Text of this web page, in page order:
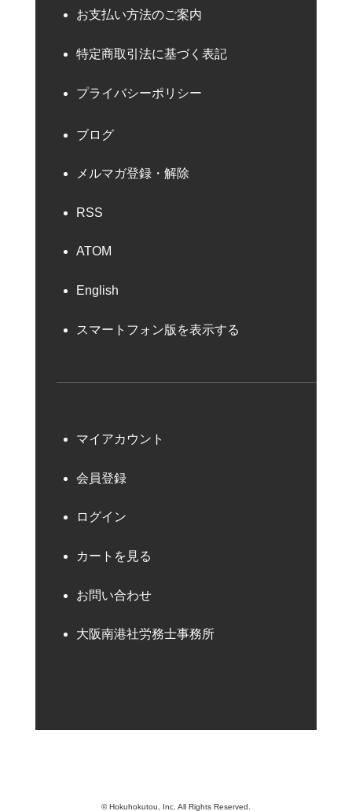
お支払い方法のご案内
特定商取引法に基づく表記
プライバシーポリシー
ブログ
メルマガ登録・解除
RSS
ATOM
English
スマートフォン版を表示する
マイアカウント
会員登録
ログイン
カートを見る
お問い合わせ
大阪南港社労務士事務所
© Hokuhokutou, Inc. All Rights Reserved.